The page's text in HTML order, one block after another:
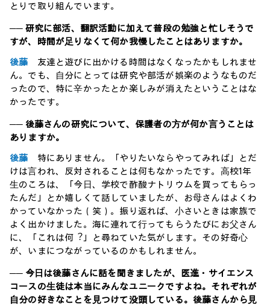
とりで取り組んでいます。
── 研究に部活、翻訳活動に加えて普段の勉強と忙しそうで
すが、時間が⾜りなくて何か我慢したことはありますか。
後藤 友達と遊びに出かける時間はなくなったかもしれませ
ん。でも、⾃分にとっては研究や部活が娯楽のようなものだ
ったので、特に⾟かったとか楽しみが消えたということはな
かったです。
── 後藤さんの研究について、保護者の⽅が何か⾔うことは
ありますか。
後藤 特にありません。「やりたいならやってみれば」とだ
けは⾔われ、反対されることは何もなかったです。⾼校1年
⽣のころは、「今⽇、学校で酢酸ナトリウムを買ってもらっ
たんだ」とか嬉しくて話していましたが、お⺟さんはよくわ
かっていなかった（笑）。振り返れば、⼩さいときは家族で
よく出かけました。海に連れて⾏ってもらうたびにお⽗さん
に、「これは何︖」と尋ねていた気がします。その好奇⼼
が、いまにつながっているのかもしれません。
── 今⽇は後藤さんに話を聞きましたが、医進・サイエンス
コースの⽣徒は本当にみんなユニークですよね。それぞれが
⾃分の好きなことを⾒つけて没頭している。後藤さんから⾒